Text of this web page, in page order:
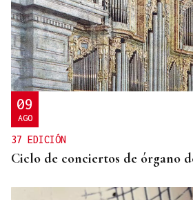
09
AGO
37 EDICIÓN
Ciclo de conciertos de órgano